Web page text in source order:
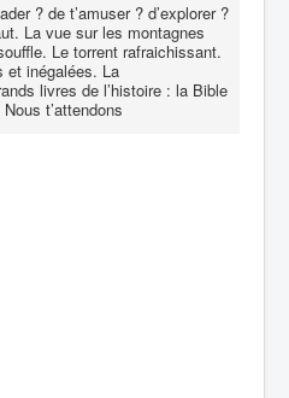
? de t’amuser ? d’explorer ?
La vue sur les montagnes
Le torrent rafraichissant.
et inégalées. La
livres de l’histoire : la Bible
t’attendons